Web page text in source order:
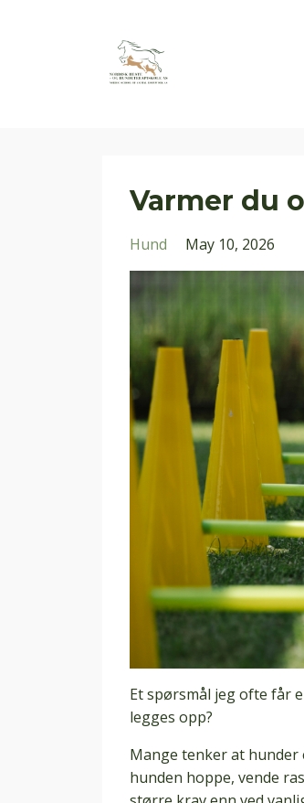
Varmer du
Hund May 10, 2026
Et spørsmål jeg ofte får
legges opp?
Mange tenker at
hunden hoppe, vende